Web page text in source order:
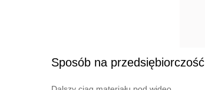
Sposób na przedsiębiorczość